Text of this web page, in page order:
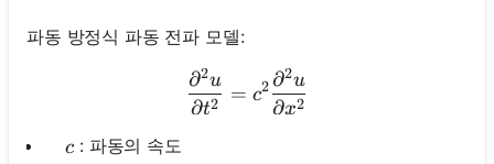
파동 방정식 파동 전파 모델:
\frac{\partial^2
∂t2
∂2u
= c2
∂x2
∂2u
\quad c
c : 파동의 속도